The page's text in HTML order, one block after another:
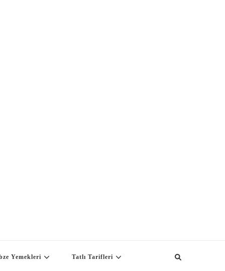
Yemekleri Tatlı Tarifleri